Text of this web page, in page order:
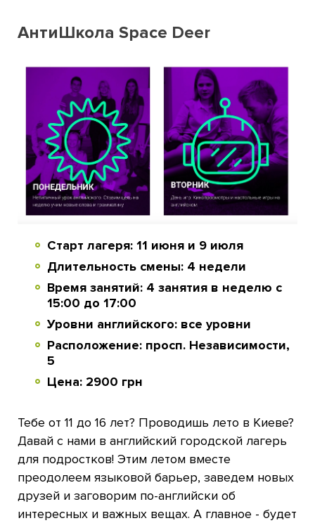
АнтиШкола Space Deer
Старт лагеря: 11 июня и 9 июля
Длительность смены: 4 недели
Время занятий: 4 занятия в неделю с
15:00 до 17:00
Уровни английского: все уровни
Расположение: просп. Независимости,
5
Цена: 2900 грн
Тебе от 11 до 16 лет? Проводишь лето в Киеве?
Давай с нами в английский городской лагерь
для подростков! Этим летом вместе
преодолеем языковой барьер, заведем новых
друзей и заговорим по-английски об
интересных и важных вещах. А главное - будет